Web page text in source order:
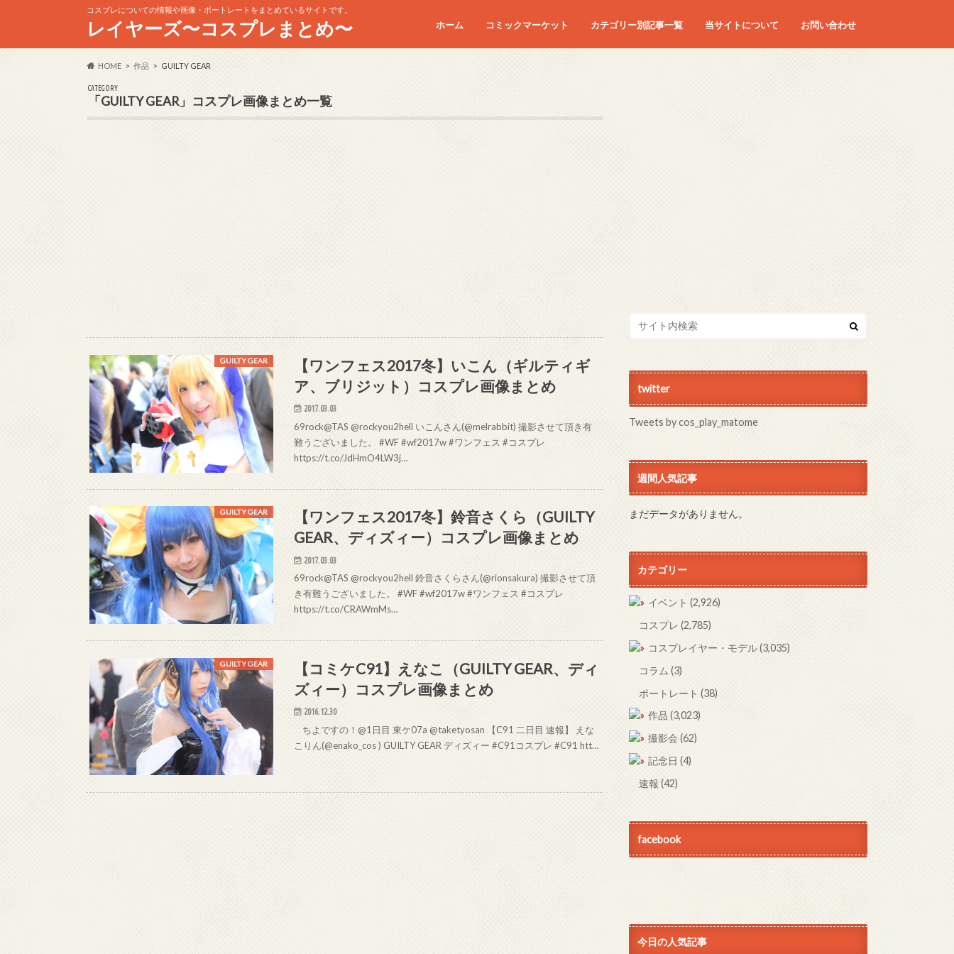
コスプレについての情報や画像・ポートレートをまとめているサイトです。
レイヤーズ〜コスプレまとめ〜 ホーム コミックマーケット
コミケC90
コミケC91
コミケC92
コミケC93
コミケC94
コミケC95
カテゴリー別記事一覧 当サイトについて お問い合わせ
HOME 作品 GUILTY GEAR
CATEGORY
「GUILTY GEAR」コスプレ画像まとめ一覧
GUILTY GEAR
【ワンフェス2017冬】いこん（ギルティギ
ア、ブリジット）コスプレ画像まとめ
2017.03.03
69rock@TAS @rockyou2hell いこんさん(@melrabbit) 撮影させて頂き有
難うございました。 #WF #wf2017w #ワンフェス #コスプレ
https://t.co/JdHmO4LW3j…
GUILTY GEAR
【ワンフェス2017冬】鈴音さくら（GUILTY
GEAR、ディズィー）コスプレ画像まとめ
2017.03.03
69rock@TAS @rockyou2hell 鈴音さくらさん(@rionsakura) 撮影させて頂
き有難うございました。 #WF #wf2017w #ワンフェス #コスプレ
https://t.co/CRAWmMs…
GUILTY GEAR
【コミケC91】えなこ（GUILTY GEAR、ディ
ズィー）コスプレ画像まとめ
2016.12.30
ちよですの！@1日目 東ケ07a @taketyosan 【C91 二日目 速報】 えな
こりん(@enako_cos ) GUILTY GEAR ディズィー #C91コスプレ #C91 htt…
twitter
Tweets by cos_play_matome
週間人気記事
まだデータがありません。
カテゴリー
イベント (2,926)
コスプレ (2,785)
コスプレイヤー・モデル(3,035)
コラム (3)
ポートレート (38)
作品 (3,023)
撮影会 (62)
記念日 (4)
速報 (42)
facebook
今日の人気記事